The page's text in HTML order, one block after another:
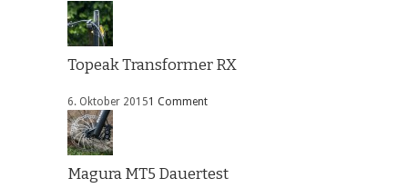
Topeak Transformer RX
6. Oktober 20151 Comment
Magura MT5 Dauertest